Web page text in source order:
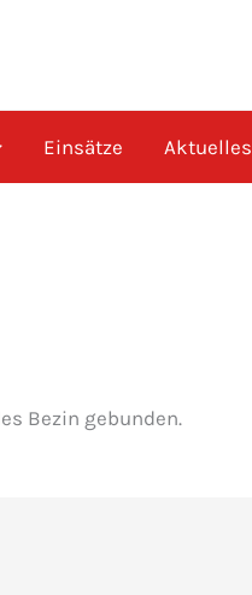
Einsätze Aktuelles
Bezin gebunden.